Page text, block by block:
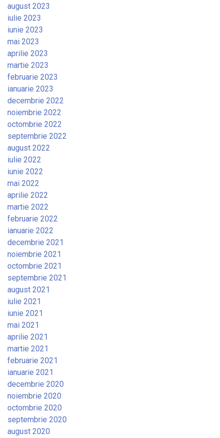
august 2023
iulie 2023
iunie 2023
mai 2023
aprilie 2023
martie 2023
februarie 2023
ianuarie 2023
decembrie 2022
noiembrie 2022
octombrie 2022
septembrie 2022
august 2022
iulie 2022
iunie 2022
mai 2022
aprilie 2022
martie 2022
februarie 2022
ianuarie 2022
decembrie 2021
noiembrie 2021
octombrie 2021
septembrie 2021
august 2021
iulie 2021
iunie 2021
mai 2021
aprilie 2021
martie 2021
februarie 2021
ianuarie 2021
decembrie 2020
noiembrie 2020
octombrie 2020
septembrie 2020
august 2020